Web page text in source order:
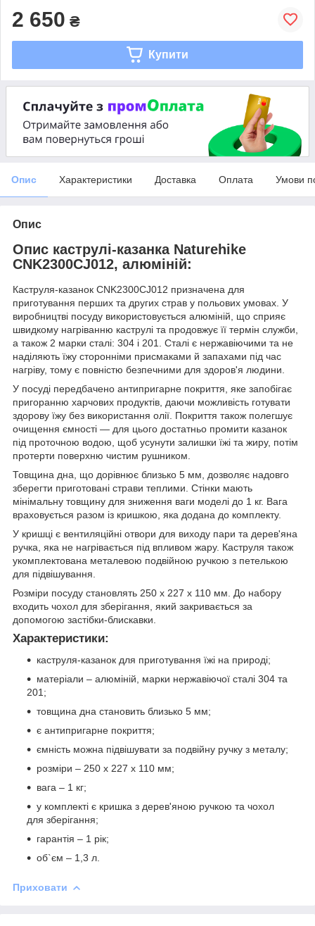
2 650 ₴
Купити
Опис Характеристики Доставка Оплата Умови
Опис
Опис каструлі-казанка Naturehike
CNK2300CJ012, алюміній:
Каструля-казанок CNK2300CJ012 призначена для
приготування перших та других страв у польових умовах. У
виробництві посуду використовується алюміній, що сприяє
швидкому нагріванню каструлі та продовжує її термін служби,
а також 2 марки сталі: 304 і 201. Сталі є нержавіючими та не
наділяють їжу сторонніми присмаками й запахами під час
нагріву, тому є повністю безпечними для здоров'я людини.
У посуді передбачено антипригарне покриття, яке запобігає
пригоранню харчових продуктів, даючи можливість готувати
здорову їжу без використання олії. Покриття також полегшує
очищення ємності — для цього достатньо промити казанок
під проточною водою, щоб усунути залишки їжі та жиру, потім
протерти поверхню чистим рушником.
Товщина дна, що дорівнює близько 5 мм, дозволяє надовго
зберегти приготовані страви теплими. Стінки мають
мінімальну товщину для зниження ваги моделі до 1 кг. Вага
враховується разом із кришкою, яка додана до комплекту.
У кришці є вентиляційні отвори для виходу пари та дерев'яна
ручка, яка не нагрівається під впливом жару. Каструля також
укомплектована металевою подвійною ручкою з петелькою
для підвішування.
Розміри посуду становлять 250 х 227 х 110 мм. До набору
входить чохол для зберігання, який закривається за
допомогою застібки-блискавки.
Характеристики:
каструля-казанок для приготування їжі на природі;
матеріали – алюміній, марки нержавіючої сталі 304 та
201;
товщина дна становить близько 5 мм;
є антипригарне покриття;
ємність можна підвішувати за подвійну ручку з металу;
розміри – 250 х 227 х 110 мм;
вага – 1 кг;
у комплекті є кришка з дерев'яною ручкою та чохол
для зберігання;
гарантія – 1 рік;
об`єм – 1,3 л.
Приховати